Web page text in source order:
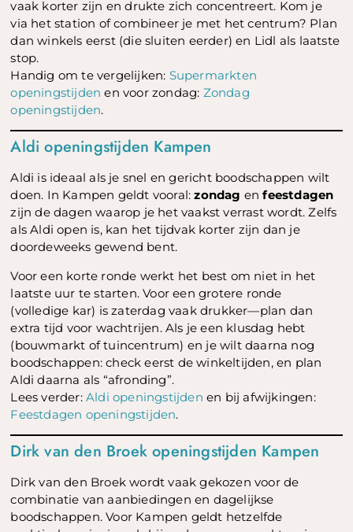
vaak korter zijn en drukte zich concentreert. Kom je
via het station of combineer je met het centrum? Plan
dan winkels eerst (die sluiten eerder) en Lidl als laatste
stop.
Handig om te vergelijken: Supermarkten
openingstijden en voor zondag: Zondag
openingstijden.
Aldi openingstijden Kampen
Aldi is ideaal als je snel en gericht boodschappen wilt
doen. In Kampen geldt vooral:zondag enfeestdagen
zijn de dagen waarop je het vaakst verrast wordt. Zelfs
als Aldi open is, kan het tijdvak korter zijn dan je
doordeweeks gewend bent.
Voor een korte ronde werkt het best om niet in het
laatste uur te starten. Voor een grotere ronde
(volledige kar) is zaterdag vaak drukker—plan dan
extra tijd voor wachtrijen. Als je een klusdag hebt
(bouwmarkt of tuincentrum) en je wilt daarna nog
boodschappen: check eerst de winkeltijden, en plan
Aldi daarna als “afronding”.
Lees verder:Aldi openingstijden en bij afwijkingen:
Feestdagen openingstijden.
Dirk van den Broek openingstijden Kampen
Dirk van den Broek wordt vaak gekozen voor de
combinatie van aanbiedingen en dagelijkse
boodschappen. Voor Kampen geldt hetzelfde